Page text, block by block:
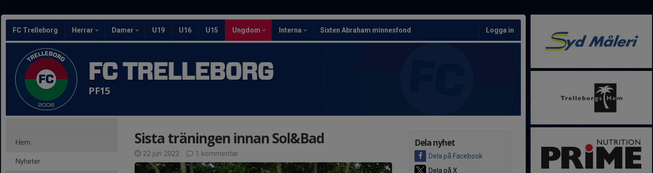
FC Trelleborg Herrar Damer U19 U16 U15 Ungdom Interna Sixten Abraham minnesfond Logga in
FC TRELLEBORG
PF15
Hem
Nyheter
Dela nyhet
Dela på Facebook
Dela på X
Sista träningen innan Sol&Bad
22 jun 2022 1 kommentar